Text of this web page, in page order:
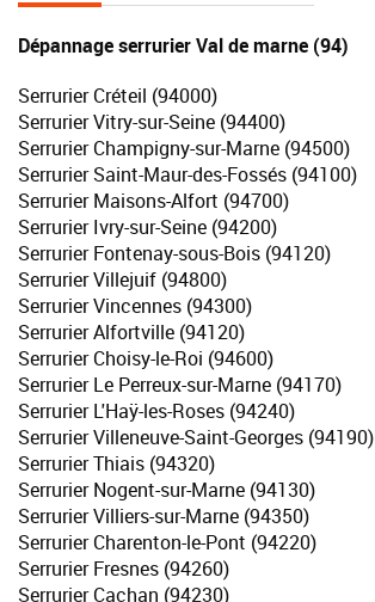
Dépannage serrurier Val de marne (94)
Serrurier Créteil (94000)
Serrurier Vitry-sur-Seine (94400)
Serrurier Champigny-sur-Marne (94500)
Serrurier Saint-Maur-des-Fossés (94100)
Serrurier Maisons-Alfort (94700)
Serrurier Ivry-sur-Seine (94200)
Serrurier Fontenay-sous-Bois (94120)
Serrurier Villejuif (94800)
Serrurier Vincennes (94300)
Serrurier Alfortville (94120)
Serrurier Choisy-le-Roi (94600)
Serrurier Le Perreux-sur-Marne (94170)
Serrurier L'Haÿ-les-Roses (94240)
Serrurier Villeneuve-Saint-Georges (94190)
Serrurier Thiais (94320)
Serrurier Nogent-sur-Marne (94130)
Serrurier Villiers-sur-Marne (94350)
Serrurier Charenton-le-Pont (94220)
Serrurier Fresnes (94260)
Serrurier Cachan (94230)